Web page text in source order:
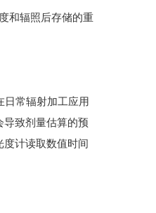
和辐照后存储的重
常辐射加工应用
导致剂量估算的预
计读取数值时间